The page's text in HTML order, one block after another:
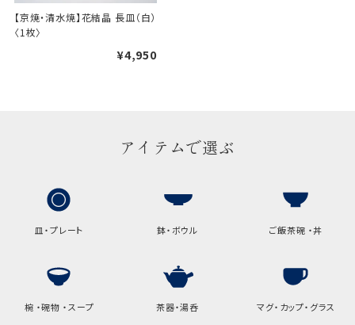
手提げ袋について
A:京名所 袋
【京焼・清水焼】花結晶 長皿（白）
〈1枚〉
¥4,950
アイテムで選ぶ
皿・プレート 鉢・ボウル ご飯茶碗 ・丼
椀 ・碗物 ・スープ 茶器・湯呑 マグ・カップ・グラス